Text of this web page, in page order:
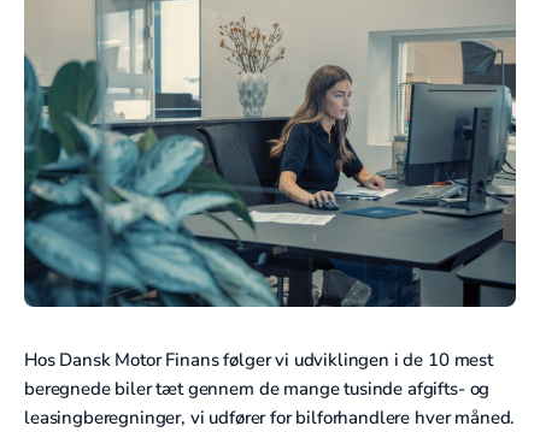
Hos Dansk Motor Finans følger vi udviklingen i de 10 mest
beregnede biler tæt gennem de mange tusinde afgifts- og
leasingberegninger, vi udfører for bilforhandlere hver måned.